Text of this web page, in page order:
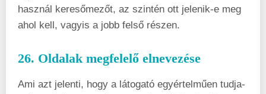
használ keresőmezőt, az szintén ott jelenik-e meg
ahol kell, vagyis a jobb felső részen.
26. Oldalak megfelelő elnevezése
Ami azt jelenti, hogy a látogató egyértelműen tudja-